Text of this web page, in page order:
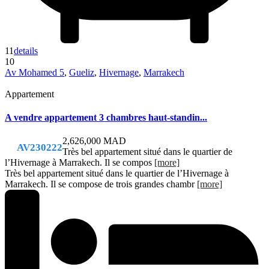
11details
10
Av Mohamed 5, Gueliz, Hivernage, Marrakech
Appartement
A vendre appartement 3 chambres haut-standin...
AV230222
2,626,000 MAD
Très bel appartement situé dans le quartier de
l’Hivernage à Marrakech. Il se compos [more]
Très bel appartement situé dans le quartier de l’Hivernage à
Marrakech. Il se compose de trois grandes chambr [more]